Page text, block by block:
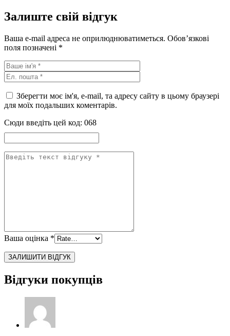
Залиште свій відгук
Ваша e-mail адреса не оприлюднюватиметься. Обов’язкові
поля позначені *
Зберегти моє ім'я, e-mail, та адресу сайту в цьому браузері
для моїх подальших коментарів.
Сюди введіть цей код: 068
Ваша оцінка *
Відгуки покупців